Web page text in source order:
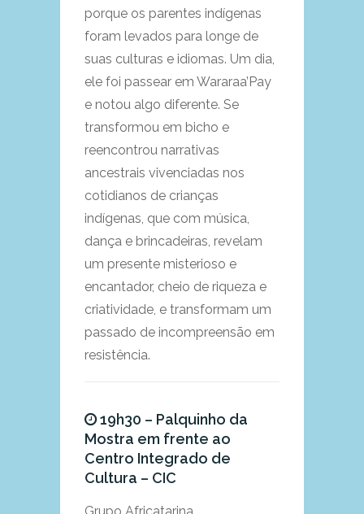
porque os parentes indígenas
foram levados para longe de
suas culturas e idiomas. Um dia,
ele foi passear em Wararaa’Pay
e notou algo diferente. Se
transformou em bicho e
reencontrou narrativas
ancestrais vivenciadas nos
cotidianos de crianças
indígenas, que com música,
dança e brincadeiras, revelam
um presente misterioso e
encantador, cheio de riqueza e
criatividade, e transformam um
passado de incompreensão em
resistência.
19h30 – Palquinho da
Mostra em frente ao
Centro Integrado de
Cultura – CIC